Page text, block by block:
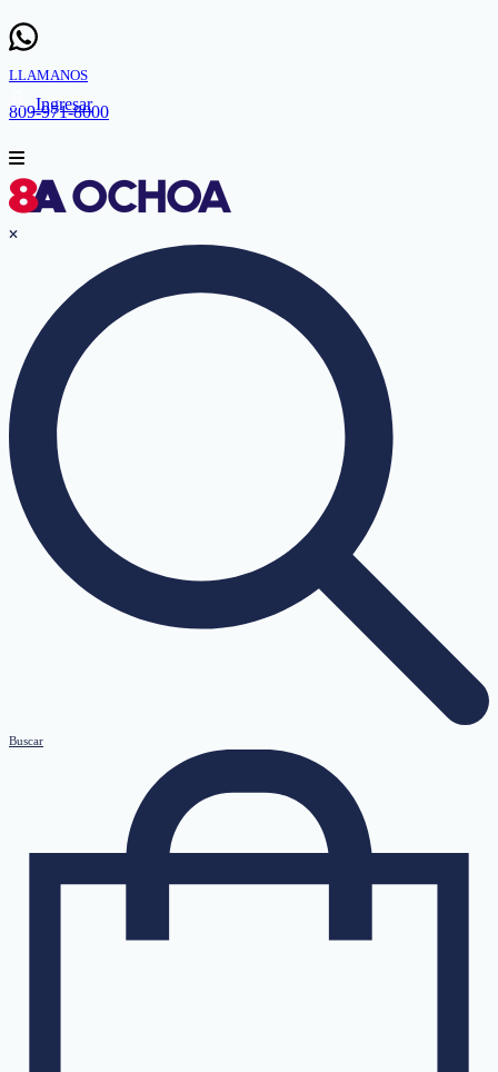
LLAMANOS
809-971-8000
Ingresar
Buscar